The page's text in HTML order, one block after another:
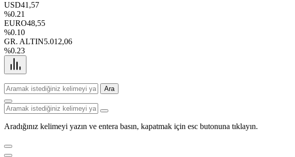
USD41,57
%0.21
EURO48,55
%0.10
GR. ALTIN5.012,06
%0.23
Ara
Aradığınız kelimeyi yazın ve entera basın, kapatmak için esc butonuna tıklayın.